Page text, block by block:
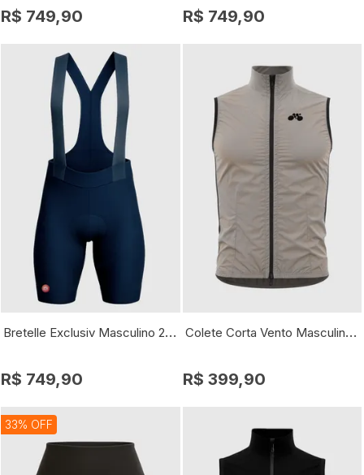
R$ 749,90 R$ 749,90
Bretelle Exclusiv Masculino 2025
R$ 749,90
Colete Corta Vento Masculino Exclusiv Refletivo
R$ 399,90
33% OFF